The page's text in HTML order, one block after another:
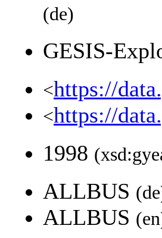
(de)
GESIS-
<https://
<https://
1998
ALLBUS
ALLBUS